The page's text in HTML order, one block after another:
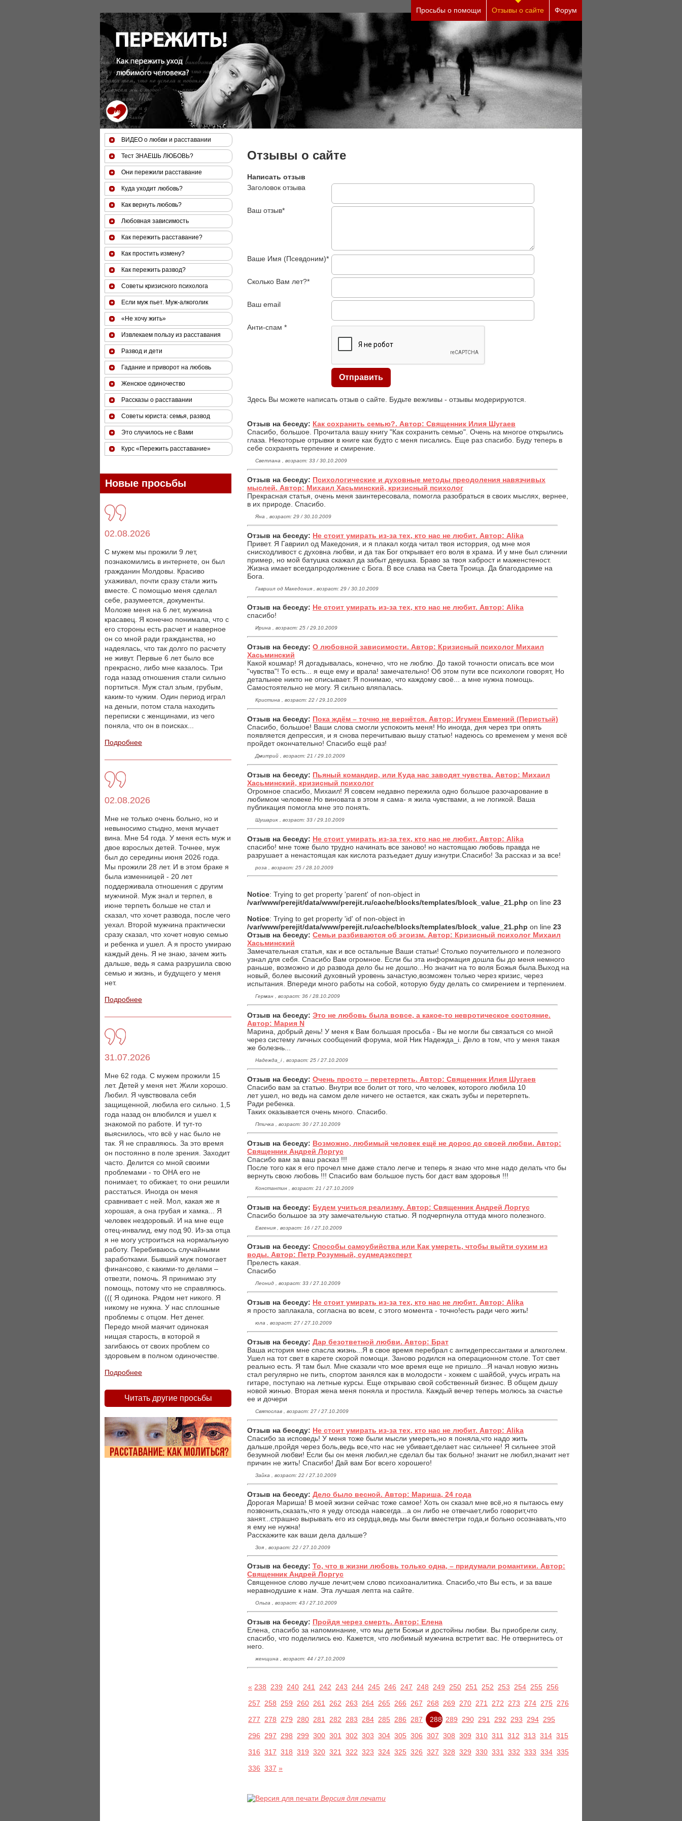
За 50 минут Вы можете оценить тяжесть своего состояния и его психологические причины (бесплатно)
Просьбы о помощи Отзывы о сайте Форум
Отзывы о сайте
Написать отзыв
Заголовок отзыва
Ваш отзыв*
Ваше Имя (Псевдоним)*
Сколько Вам лет?*
Ваш email
Анти-спам *
Здесь Вы можете написать отзыв о сайте. Будьте вежливы - отзывы модерируются.
Отзыв на беседу: Как сохранить семью?. Автор: Священник Илия Шугаев
Спасибо, большое. Прочитала вашу книгу "Как сохранить семью". Очень на многое открылись
глаза. Некоторые отрывки в книге как будто с меня писались. Еще раз спасибо. Буду теперь в
себе сохранять терпение и смирение.
Светлана , возраст: 33 / 30.10.2009
Отзыв на беседу: Психологические и духовные методы преодоления навязчивых
мыслей. Автор: Михаил Хасьминский, кризисный психолог
Прекрасная статья, очень меня заинтересовала, помогла разобраться в своих мыслях, вернее,
в их природе. Спасибо.
Яна , возраст: 29 / 30.10.2009
Отзыв на беседу: Не стоит умирать из-за тех, кто нас не любит. Автор: Alika
Привет. Я Гавриил од Македония, и я плакал когда читал твоя исторрия, од мне моя
снисходливост с духовна любви, и да так Бог открывает его воля в храма. И у мне был сличнии
пример, но мой батушка скажал да забыт девушка. Браво за твоя хаброст и маженстеност.
Жизна имает всегдапродолжение с Бога. В все слава на Света Троица. Да благодариме на
Бога.
Гавриил од Македония , возраст: 29 / 30.10.2009
Отзыв на беседу: Не стоит умирать из-за тех, кто нас не любит. Автор: Alika
спасибо!
Ирина , возраст: 25 / 29.10.2009
Отзыв на беседу: О любовной зависимости. Автор: Кризисный психолог Михаил
Хасьминский
Какой кошмар! Я догадывалась, конечно, что не люблю. До такой точности описать все мои
"чувства"! То есть... я еще ему и врала! замечательно! Об этом пути все психологи говорят, Но
детальнее никто не описывает. Я понимаю, что каждому своё... а мне нужна помощь.
Самостоятельно не могу. Я сильно вляпалась.
Кристина , возраст: 22 / 29.10.2009
Отзыв на беседу: Пока ждём – точно не вернётся. Автор: Игумен Евмений (Перистый)
Спасибо, большое! Ваши слова смогли успокоить меня! Но иногда, дня через три опять
появляется депрессия, и я снова перечитываю вышу статью! надеюсь со временем у меня всё
пройдет окончательно! Спасибо ещё раз!
Дмитрий , возраст: 21 / 29.10.2009
Отзыв на беседу: Пьяный командир, или Куда нас заводят чувства. Автор: Михаил
Хасьминский, кризисный психолог
Огромное спасибо, Михаил! Я совсем недавно пережила одно большое разочарование в
любимом человеке.Но виновата в этом я сама- я жила чувствами, а не логикой. Ваша
публикация помогла мне это понять.
Шушарик , возраст: 33 / 29.10.2009
Отзыв на беседу: Не стоит умирать из-за тех, кто нас не любит. Автор: Alika
спасибо! мне тоже было трудно начинать все заново! но настоящаю любовь правда не
разрушает а ненастоящая как кислота разъедает душу изнутри.Спасибо! За рассказ и за все!
роза , возраст: 25 / 28.10.2009
Notice: Trying to get property 'parent' of non-object in
/var/www/perejit/data/www/perejit.ru/cache/blocks/templates/block_value_21.php on line 23
Notice: Trying to get property 'id' of non-object in
/var/www/perejit/data/www/perejit.ru/cache/blocks/templates/block_value_21.php on line 23
Отзыв на беседу: Семьи разбиваются об эгоизм. Автор: Кризисный психолог Михаил
Хасьминский
Замечательная статья, как и все остальные Ваши статьи! Столько поучительного и полезного
узнал для себя. Спасибо Вам огромное. Если бы эта информация дошла бы до меня немного
раньше, возможно и до развода дело бы не дошло...Но значит на то воля Божья была.Выход на
новый, более высокий духовный уровень зачастую,возможен только через кризис, через
испытания. Впереди много работы на собой, которую буду делать со смирением и терпением.
Герман , возраст: 36 / 28.10.2009
Отзыв на беседу: Это не любовь была вовсе, а какое-то невротическое состояние.
Автор: Мария N
Марина, добрый день! У меня к Вам большая просьба - Вы не могли бы связаться со мной
через систему личных сообщений форума, мой Ник Надежда_i. Дело в том, что у меня такая
же болезнь...
Надежда_i , возраст: 25 / 27.10.2009
Отзыв на беседу: Очень просто – перетерпеть. Автор: Священник Илия Шугаев
Спасибо вам за статью. Внутри все болит от того, что человек, которого любила 10
лет ушел, но ведь на самом деле ничего не остается, как сжать зубы и перетерпеть.
Ради ребенка.
Таких оказывается очень много. Спасибо.
Птичка , возраст: 30 / 27.10.2009
Отзыв на беседу: Возможно, любимый человек ещё не дорос до своей любви. Автор:
Священник Андрей Лоргус
Спасибо вам за ваш расказ !!!
После того как я его прочел мне даже стало легче и теперь я знаю что мне надо делать что бы
вернуть свою любовь !!! Спасибо вам большое пусть бог даст вам здоровья !!!
Константин , возраст: 21 / 27.10.2009
Отзыв на беседу: Будем учиться реализму. Автор: Священник Андрей Лоргус
Спасибо большое за эту замечательную статью. Я подчерпнула оттуда много полезного.
Евгения , возраст: 16 / 27.10.2009
Отзыв на беседу: Способы самоубийства или Как умереть, чтобы выйти сухим из
воды. Автор: Петр Розумный, судмедэксперт
Прелесть какая.
Спасибо
Леонид , возраст: 33 / 27.10.2009
Отзыв на беседу: Не стоит умирать из-за тех, кто нас не любит. Автор: Alika
я просто заплакала, согласна во всем, с этого момента - точно!есть ради чего жить!
юла , возраст: 27 / 27.10.2009
Отзыв на беседу: Дар безответной любви. Автор: Брат
Ваша история мне спасла жизнь...Я в свое время перебрал с антидепрессантами и алкоголем.
Ушел на тот свет в карете скорой помощи. Заново родился на операционном столе. Тот свет
реально есть. Я там был. Мне сказали что мое время еще не пришло...Я начал новую жизнь
стал регулярно не пить, спортом занялся как в молодости - хоккем с шайбой, учусь играть на
гитаре, поступаю на летные курсы. Еще открываю свой собственный бизнес. В общем дышу
новой жинью. Вторая жена меня поняла и простила. Каждый вечер теперь молюсь за счастье
ее и дочери
Святослав , возраст: 27 / 27.10.2009
Отзыв на беседу: Не стоит умирать из-за тех, кто нас не любит. Автор: Alika
Спасибо за исповедь! У меня тоже были мысли умереть,но я поняла,что надо жить
дальше,пройдя через боль,ведь все,что нас не убивает,делает нас сильнее! Я сильнее этой
безумной любви! Если бы он меня любил,не сделал бы так больно! значит не любил,значит нет
причин не жить! Спасибо! Дай вам Бог всего хорошего!
Зайка , возраст: 22 / 27.10.2009
Отзыв на беседу: Дело было весной. Автор: Мариша, 24 года
Дорогая Мариша! В моей жизни сейчас тоже самое! Хоть он сказал мне всё,но я пытаюсь ему
позвонить,сказать,что я уеду отсюда навсегда...а он либо не отвечает,либо говорит,что
занят...страшно вырывать его из сердца,ведь мы были вместетри года,и больно осознавать,что
я ему не нужна!
Расскажите как ваши дела дальше?
Зоя , возраст: 22 / 27.10.2009
Отзыв на беседу: То, что в жизни любовь только одна, – придумали романтики. Автор:
Священник Андрей Лоргус
Священное слово лучше лечит,чем слово психоаналитика. Спасибо,что Вы есть, и за ваше
неравнодушие к нам. Эта лучшая лепта на сайте.
Ольга , возраст: 43 / 27.10.2009
Отзыв на беседу: Пройдя через смерть. Автор: Елена
Елена, спасибо за напоминание, что мы дети Божьи и достойны любви. Вы приобрели силу,
спасибо, что поделились ею. Кажется, что любимый мужчина встретит вас. Не отвернитесь от
него.
женщина , возраст: 44 / 27.10.2009
« 238 239 240 241 242 243 244 245 246 247 248 249 250 251 252 253 254 255
256
257
258 259 260 261 262 263 264 265 266 267 268 269 270 271 272 273 274 275
276
277
278 279 280 281 282 283 284 285 286 287 288 289 290 291 292 293 294 295
296
297 298 299 300 301 302 303 304 305 306 307 308 309 310 311 312 313 314 315
316 317 318 319 320 321 322 323 324 325 326 327 328 329 330 331 332 333 334 335
336 337 »
Версия для печати
ВИДЕО о любви и расставании
Тест ЗНАЕШЬ ЛЮБОВЬ?
Они пережили расставание
Куда уходит любовь?
Как вернуть любовь?
Любовная зависимость
Как пережить расставание?
Как простить измену?
Как пережить развод?
Советы кризисного психолога
Если муж пьет. Муж-алкоголик
«Не хочу жить»
Извлекаем пользу из расставания
Развод и дети
Гадание и приворот на любовь
Женское одиночество
Рассказы о расставании
Советы юриста: семья, развод
Это случилось не с Вами
Курс «Пережить расставание»
Новые просьбы
02.08.2026
С мужем мы прожили 9 лет,
познакомились в интернете, он был
гражданин Молдовы. Красиво
ухаживал, почти сразу стали жить
вместе. С помощью меня сделал
себе, разумеется, документы.
Моложе меня на 6 лет, мужчина
красавец. Я конечно понимала, что с
его стороны есть расчет и наверное
он со мной ради гражданства, но
надеялась, что так долго по расчету
не живут. Первые 6 лет было все
прекрасно, либо мне казалось. Три
года назад отношения стали сильно
портиться. Муж стал злым, грубым,
каким-то чужим. Один период играл
на деньги, потом стала находить
переписки с женщинами, из чего
поняла, что он в поисках...
Подробнее
02.08.2026
Мне не только очень больно, но и
невыносимо стыдно, меня мучает
вина. Мне 54 года. У меня есть муж и
двое взрослых детей. Точнее, муж
был до середины июня 2026 года.
Мы прожили 28 лет. И в этом браке я
была изменницей - 20 лет
поддерживала отношения с другим
мужчиной. Муж знал и терпел, в
июне терпеть больше не стал и
сказал, что хочет развода, после чего
уехал. Второй мужчина практически
сразу сказал, что хочет новую семью
и ребенка и ушел. А я просто умираю
каждый день. Я не знаю, зачем жить
дальше, ведь я сама разрушила свою
семью и жизнь, и будущего у меня
нет.
Подробнее
31.07.2026
Мне 62 года. С мужем прожили 15
лет. Детей у меня нет. Жили хорошо.
Любил. Я чувствовала себя
защищенной, любила его сильно. 1,5
года назад он влюбился и ушел к
знакомой по работе. И тут-то
выяснилось, что всё у нас было не
так. Я не справляюсь. За это время
он постоянно в поле зрения. Заходит
часто. Делится со мной своими
проблемами - то ОНА его не
понимает, то обижает, то они решили
расстаться. Иногда он меня
сравнивает с ней. Мол, какая же я
хорошая, а она грубая и хамка... Я
человек нездоровый. И на мне еще
отец-инвалид, ему под 90. Из-за отца
я не могу устроиться на нормальную
работу. Перебиваюсь случайными
заработками. Бывший муж помогает
финансово, с какими-то делами –
отвезти, помочь. Я принимаю эту
помощь, потому что не справляюсь.
((( Я одинока. Рядом нет никого. Я
никому не нужна. У нас сплошные
проблемы с отцом. Нет денег.
Передо мной маячит одинокая
нищая старость, в которой я
загибаюсь от своих проблем со
здоровьем в полном одиночестве.
Подробнее
Читать другие просьбы